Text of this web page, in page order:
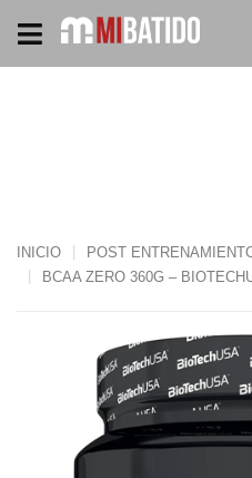
INICIO
POST
BCAA ZERO 360G –